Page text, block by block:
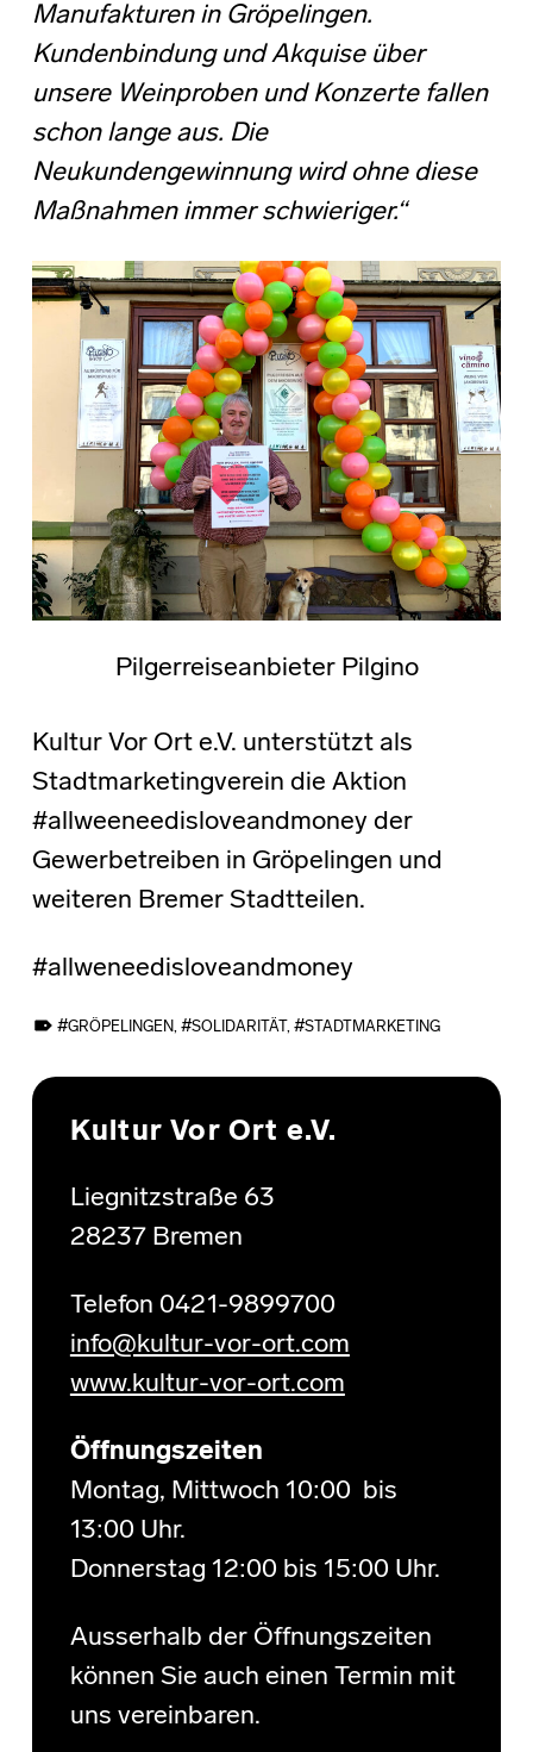
Manufakturen in Gröpelingen.
Kundenbindung und Akquise über
unsere Weinproben und Konzerte fallen
schon lange aus. Die
Neukundengewinnung wird ohne diese
Maßnahmen immer schwieriger.“
Pilgerreiseanbieter Pilgino
Kultur Vor Ort e.V. unterstützt als
Stadtmarketingverein die Aktion
#allweeneedisloveandmoney der
Gewerbetreiben in Gröpelingen und
weiteren Bremer Stadtteilen.
#allweneedisloveandmoney
GRÖPELINGEN, SOLIDARITÄT , STADTMARKETING
Skip back to main navigation
Kultur Vor Ort e.V.
Liegnitzstraße 63
28237 Bremen
Telefon 0421-9899700
info@kultur-vor-ort.com
www.kultur-vor-ort.com
Öffnungszeiten
Montag, Mittwoch 10:00 bis
13:00 Uhr.
Donnerstag 12:00 bis 15:00 Uhr.
Ausserhalb der Öffnungszeiten
können Sie auch einen Termin mit
uns vereinbaren.